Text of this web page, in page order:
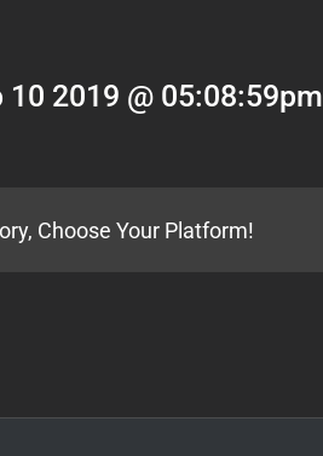
10 2019 @ 05:08:59pm
Choose Your Platform!